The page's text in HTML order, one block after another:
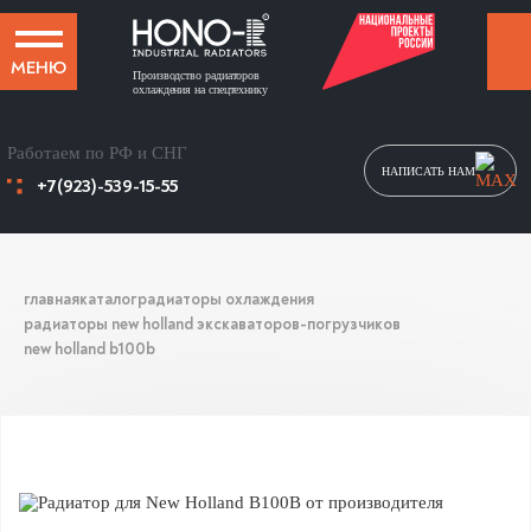
МЕНЮ
Производство радиаторов
охлаждения на спецтехнику
НАПИСАТЬ НАМ
Работаем по РФ и СНГ
+7(923)-539-15-55
главнаякаталоградиаторы охлаждения
радиаторы new holland экскаваторов-погрузчиков
new holland b100b